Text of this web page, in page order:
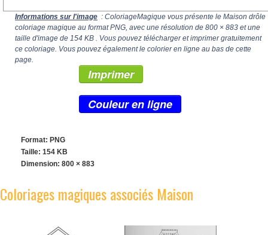
Informations sur l'image : ColoriageMagique vous présente le Maison drôle
coloriage magique au format PNG, avec une résolution de 800 × 883 et une
taille d'image de 154 KB . Vous pouvez télécharger et imprimer gratuitement
ce coloriage. Vous pouvez également le colorier en ligne au bas de cette
page.
Imprimer
Couleur en ligne
Format: PNG
Taille: 154 KB
Dimension: 800 × 883
Coloriages magiques associés Maison